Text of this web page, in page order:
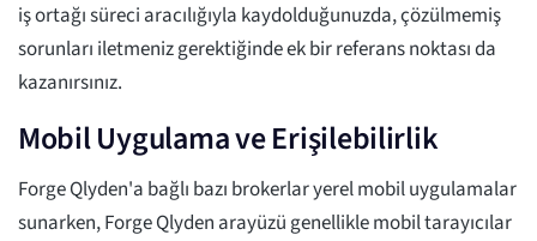
iş ortağı süreci aracılığıyla kaydolduğunuzda, çözülmemiş
sorunları iletmeniz gerektiğinde ek bir referans noktası da
kazanırsınız.
Mobil Uygulama ve Erişilebilirlik
Forge Qlyden'a bağlı bazı brokerlar yerel mobil uygulamalar
sunarken, Forge Qlyden arayüzü genellikle mobil tarayıcılar